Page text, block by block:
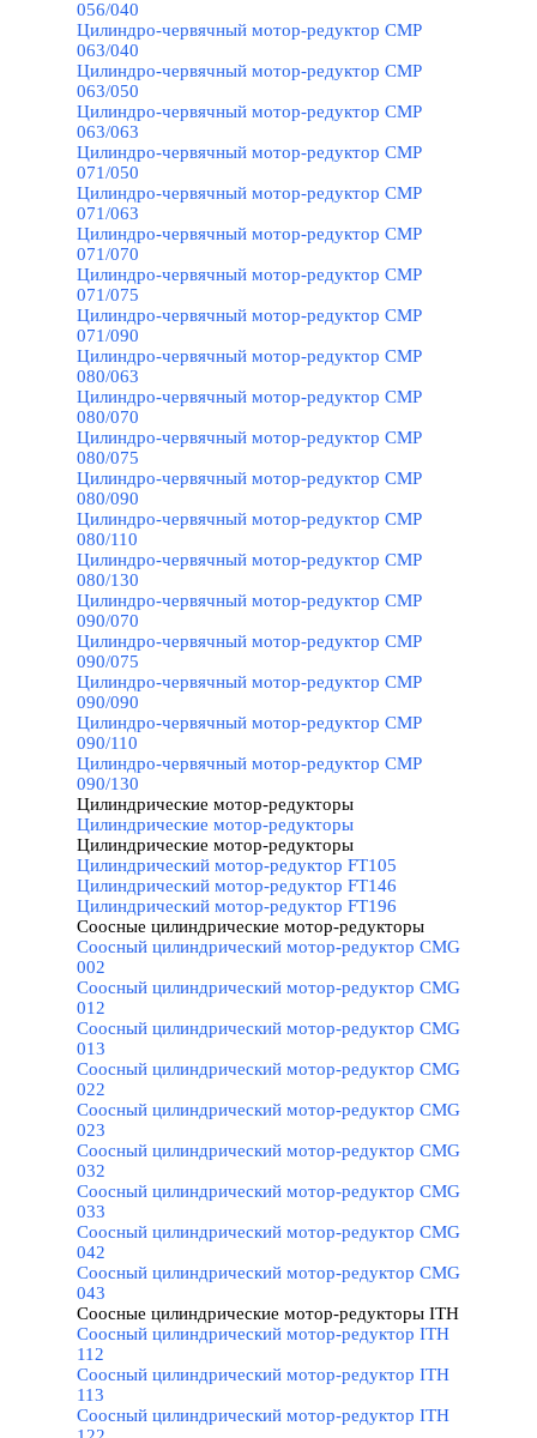
056/040
Цилиндро-червячный мотор-редуктор CMP
063/040
Цилиндро-червячный мотор-редуктор CMP
063/050
Цилиндро-червячный мотор-редуктор CMP
063/063
Цилиндро-червячный мотор-редуктор CMP
071/050
Цилиндро-червячный мотор-редуктор CMP
071/063
Цилиндро-червячный мотор-редуктор CMP
071/070
Цилиндро-червячный мотор-редуктор CMP
071/075
Цилиндро-червячный мотор-редуктор CMP
071/090
Цилиндро-червячный мотор-редуктор CMP
080/063
Цилиндро-червячный мотор-редуктор CMP
080/070
Цилиндро-червячный мотор-редуктор CMP
080/075
Цилиндро-червячный мотор-редуктор CMP
080/090
Цилиндро-червячный мотор-редуктор CMP
080/110
Цилиндро-червячный мотор-редуктор CMP
080/130
Цилиндро-червячный мотор-редуктор CMP
090/070
Цилиндро-червячный мотор-редуктор CMP
090/075
Цилиндро-червячный мотор-редуктор CMP
090/090
Цилиндро-червячный мотор-редуктор CMP
090/110
Цилиндро-червячный мотор-редуктор CMP
090/130
Цилиндрические мотор-редукторы
Цилиндрические мотор-редукторы
Цилиндрические мотор-редукторы
Цилиндрический мотор-редуктор FT105
Цилиндрический мотор-редуктор FT146
Цилиндрический мотор-редуктор FT196
Соосные цилиндрические мотор-редукторы
Соосный цилиндрический мотор-редуктор CMG
002
Соосный цилиндрический мотор-редуктор CMG
012
Соосный цилиндрический мотор-редуктор CMG
013
Соосный цилиндрический мотор-редуктор CMG
022
Соосный цилиндрический мотор-редуктор CMG
023
Соосный цилиндрический мотор-редуктор CMG
032
Соосный цилиндрический мотор-редуктор CMG
033
Соосный цилиндрический мотор-редуктор CMG
042
Соосный цилиндрический мотор-редуктор CMG
043
Соосные цилиндрические мотор-редукторы ITH
Соосный цилиндрический мотор-редуктор ITH
112
Соосный цилиндрический мотор-редуктор ITH
113
Соосный цилиндрический мотор-редуктор ITH